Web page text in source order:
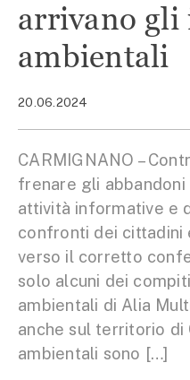
arrivano gli
ambientali
20.06.2024
CARMIGNANO –
frenare gli
attività informative e
confronti dei cittadini
verso il corretto
solo alcuni dei
ambientali di Alia
anche sul territorio di
ambientali sono […]